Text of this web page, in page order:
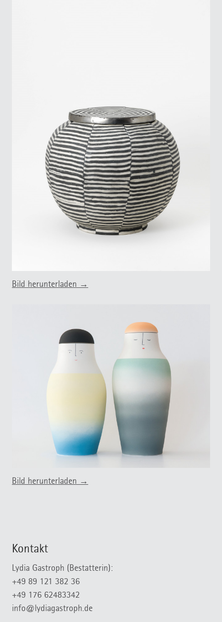
Bild herunterladen →
Bild herunterladen →
Kontakt
Lydia Gastroph (Bestatterin):
+49 89 121 382 36
+49 176 62483342
info@lydiagastroph.de